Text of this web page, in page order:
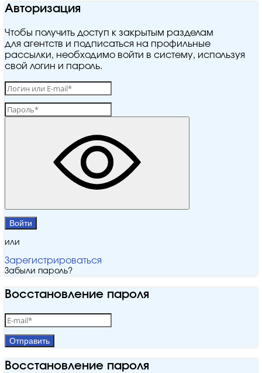
Авторизация
Чтобы получить доступ к закрытым разделам
для агентств и подписаться на профильные
рассылки, необходимо войти в систему, используя
свой логин и пароль.
Войти
или
Зарегистрироваться
Забыли пароль?
Восстановление пароля
Отправить
Восстановление пароля